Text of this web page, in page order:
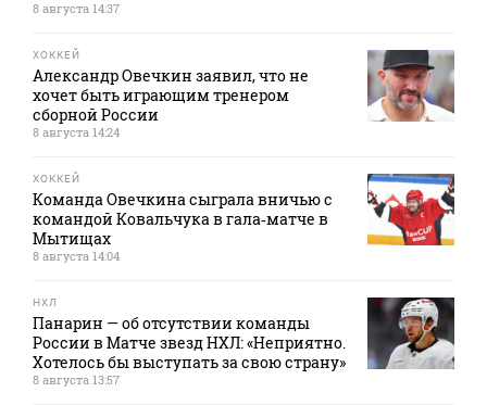
8 августа 14:37
ХОККЕЙ
Александр Овечкин заявил, что не
хочет быть играющим тренером
сборной России
8 августа 14:24
ХОККЕЙ
Команда Овечкина сыграла вничью с
командой Ковальчука в гала‑матче в
Мытищах
8 августа 14:04
НХЛ
Панарин — об отсутствии команды
России в Матче звезд НХЛ: «Неприятно.
Хотелось бы выступать за свою страну»
8 августа 13:57